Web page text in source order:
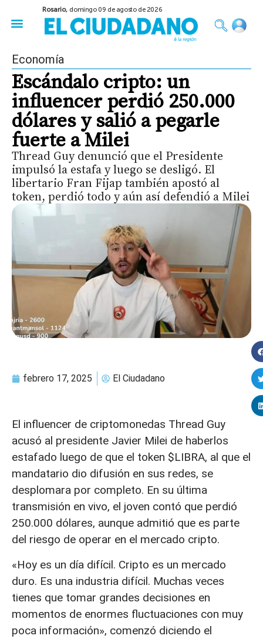
Rosario, domingo 09 de agosto de 2026
Economía
Escándalo cripto: un
influencer perdió 250.000
dólares y salió a pegarle
fuerte a Milei
Thread Guy denunció que el Presidente
impulsó la estafa y luego se desligó. El
libertario Fran Fijap también apostó al
token, perdió todo y aún así defendió a Milei
febrero 17, 2025 El Ciudadano
El influencer de criptomonedas Thread Guy
acusó al presidente Javier Milei de haberlos
estafado luego de que el token $LIBRA, al que el
mandatario dio difusión en sus redes, se
desplomara por completo. En su última
transmisión en vivo, el joven contó que perdió
250.000 dólares, aunque admitió que es parte
del riesgo de operar en el mercado cripto.
«Hoy es un día difícil. Cripto es un mercado
duro. Es una industria difícil. Muchas veces
tienes que tomar grandes decisiones en
momentos de enormes fluctuaciones con muy
poca información», comenzó diciendo el